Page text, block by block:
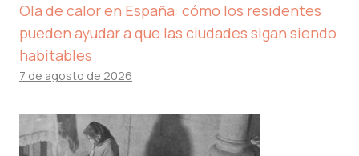
Ola de calor en España: cómo los residentes
pueden ayudar a que las ciudades sigan siendo
habitables
7 de agosto de 2026